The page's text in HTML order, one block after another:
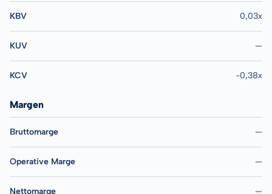
KBV 0,03x
KUV —
KCV -0,38x
Margen
Bruttomarge —
Operative Marge —
Nettomarge —